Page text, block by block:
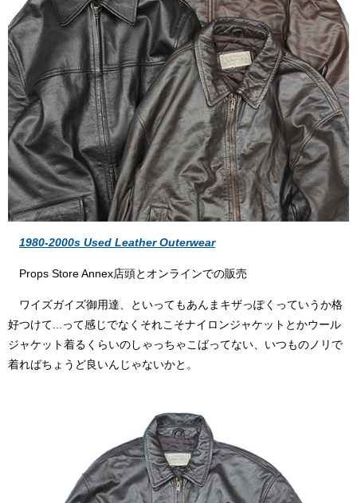
1980-2000s Used Leather Outerwear
Props Store Annex店頭とオンラインでの販売
ワイズガイズ御用達、といってもあんまキザっぽくっていうか格
好つけて...って感じでなくそれこそナイロンジャケットとかウール
ジャケット着るくらいのしゃっちゃこばってない、いつものノリで
着ればちょうど良いんじゃないかと。